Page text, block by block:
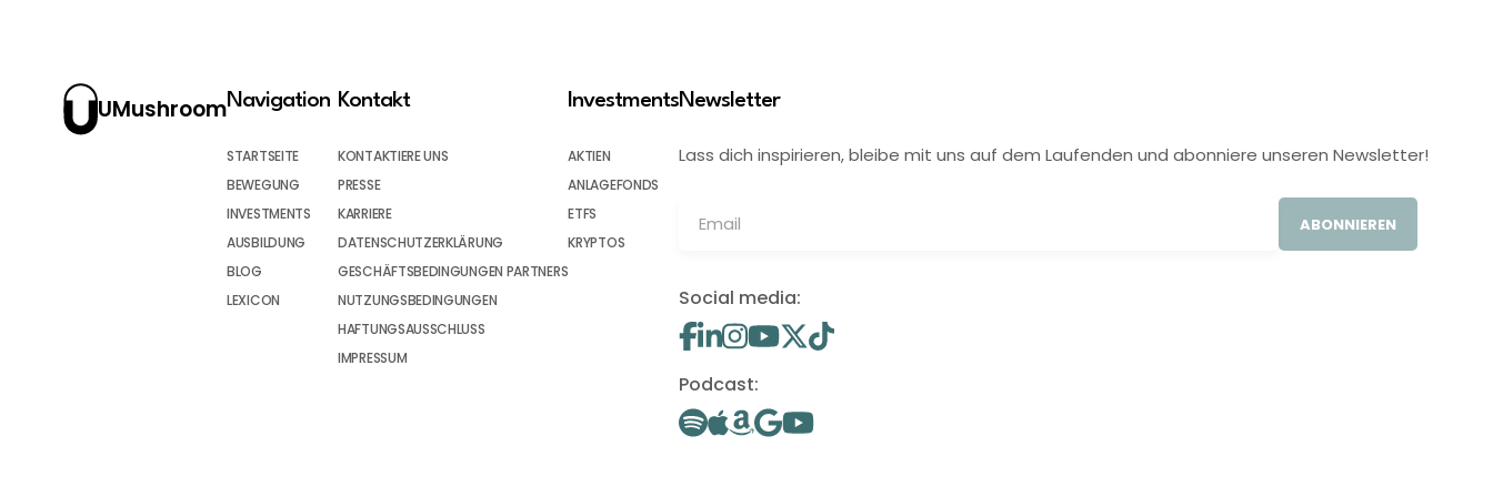
UMushroomNavigation
STARTSEITE
BEWEGUNG
INVESTMENTS
AUSBILDUNG
BLOG
LEXICON
Kontakt
KONTAKTIERE UNS
PRESSE
KARRIERE
DATENSCHUTZERKLÄRUNG
GESCHÄFTSBEDINGUNGEN PARTNERS
NUTZUNGSBEDINGUNGEN
HAFTUNGSAUSSCHLUSS
IMPRESSUM
Investments
AKTIEN
ANLAGEFONDS
ETFS
KRYPTOS
Newsletter
Lass dich inspirieren, bleibe mit uns auf dem Laufenden und abonniere unseren Newsletter!
ABONNIEREN
Social media:
Podcast: